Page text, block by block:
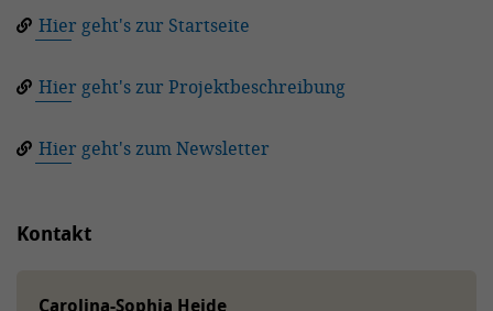
Hier geht's zur Startseite
Hier geht's zur Projektbeschreibung
Hier geht's zum Newsletter
Kontakt
Carolina-Sophia Heide